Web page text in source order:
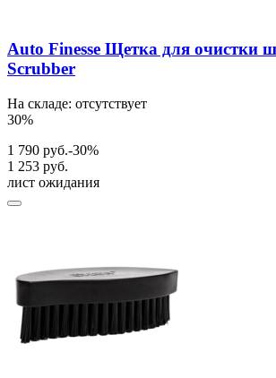
Auto Finesse Щетка для очистки
Scrubber
На складе: отсутствует
30%
1 790 руб.-30%
1 253 руб.
лист ожидания